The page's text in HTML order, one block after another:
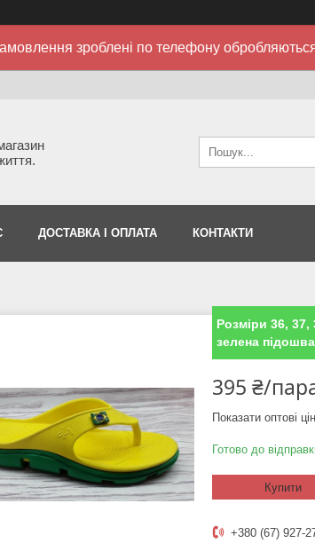
зроблені по телефону
ДОСТАВКА І ОПЛАТА КОНТАКТИ
Розміри 36,
зелена
395 ₴/
Показати оптові
Готово до
Купити
+380 (67) 927-